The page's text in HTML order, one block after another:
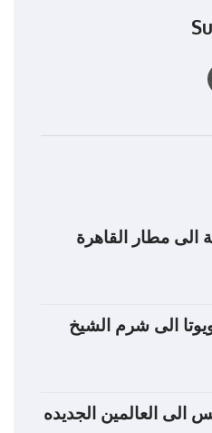
الى مطار القاهرة
الى شرم الشيخ
الى العالمين الجديده